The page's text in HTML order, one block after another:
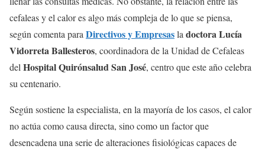
cefaleas y el calor es algo más compleja de lo que se piensa,
según comenta para Directivos y Empresasla doctora Lucía
Vidorreta Ballesteros, coordinadora de la Unidad de Cefaleas
del Hospital Quirónsalud San José, centro que este año celebra
su centenario.
Según sostiene la especialista, en la mayoría de los casos, el calor
no actúa como causa directa, sino como un factor que
desencadena una serie de alteraciones fisiológicas capaces de